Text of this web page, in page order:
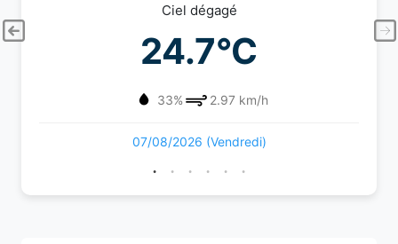
Ciel dégagé
24.7°C
33% 2.97 km/h
07/08/2026 (Vendredi)